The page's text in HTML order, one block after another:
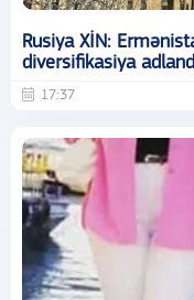
Rusiya XİN:
diversifikasiya
17:37